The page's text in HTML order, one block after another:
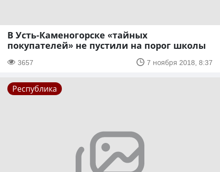
В Усть-Каменогорске «тайных
покупателей» не пустили на порог школы
3657 7 ноября 2018, 8:37
Республика